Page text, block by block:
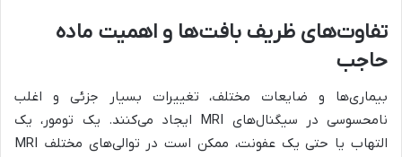
تفاوت‌های ظریف بافت‌ها و اهمیت ماده
حاجب
بیماری‌ها و ضایعات مختلف، تغییرات بسیار جزئی و اغلب
نامحسوسی در سیگنال‌های MRI ایجاد می‌کنند. یک تومور، یک
التهاب یا حتی یک عفونت، ممکن است در توالی‌های مختلف MRI